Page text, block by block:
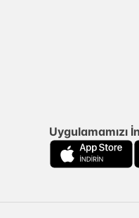
Uygulamamızı